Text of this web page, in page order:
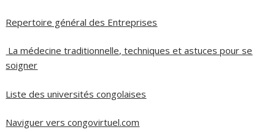
Repertoire général des Entreprises
La médecine traditionnelle, techniques et astuces pour se
soigner
Liste des universités congolaises
Naviguer vers congovirtuel.com